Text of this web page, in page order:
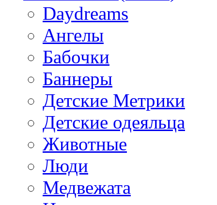
Daydreams
Ангелы
Бабочки
Баннеры
Детские Метрики
Детские одеяльца
Животные
Люди
Медвежата